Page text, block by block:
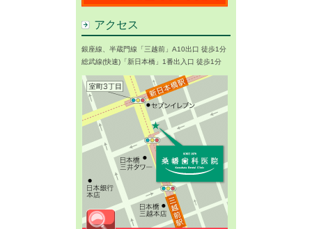
アクセス
銀座線、半蔵門線「三越前」A10出口 徒歩1分
総武線(快速)「新日本橋」1番出入口 徒歩1分